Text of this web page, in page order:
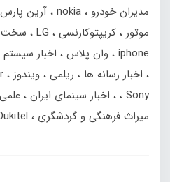
مدیران خودرو
nokia آرین
موتور کریپتوکارنسی LG سخت
iphone وان پلاس اخبار
اخبار رسانه ها
ریلمی ویندوز
Sony
اخبار سینمای ایران علمی
میراث فرهنگی و گردشگری